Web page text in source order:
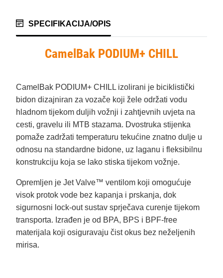
SPECIFIKACIJA/OPIS
CamelBak PODIUM+ CHILL
CamelBak PODIUM+ CHILL izolirani je biciklistički
bidon dizajniran za vozače koji žele održati vodu
hladnom tijekom duljih vožnji i zahtjevnih uvjeta na
cesti, gravelu ili MTB stazama. Dvostruka stijenka
pomaže zadržati temperaturu tekućine znatno dulje u
odnosu na standardne bidone, uz laganu i fleksibilnu
konstrukciju koja se lako stiska tijekom vožnje.
Opremljen je Jet Valve™ ventilom koji omogućuje
visok protok vode bez kapanja i prskanja, dok
sigurnosni lock-out sustav sprječava curenje tijekom
transporta. Izrađen je od BPA, BPS i BPF-free
materijala koji osiguravaju čist okus bez neželjenih
mirisa.